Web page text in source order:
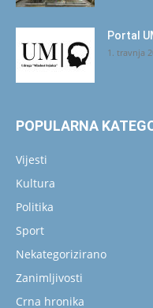
Portal
1. travnja
POPULARNA
Vijesti
Kultura
Politika
Sport
Nekategorizirano
Zanimljivosti
Crna hronika